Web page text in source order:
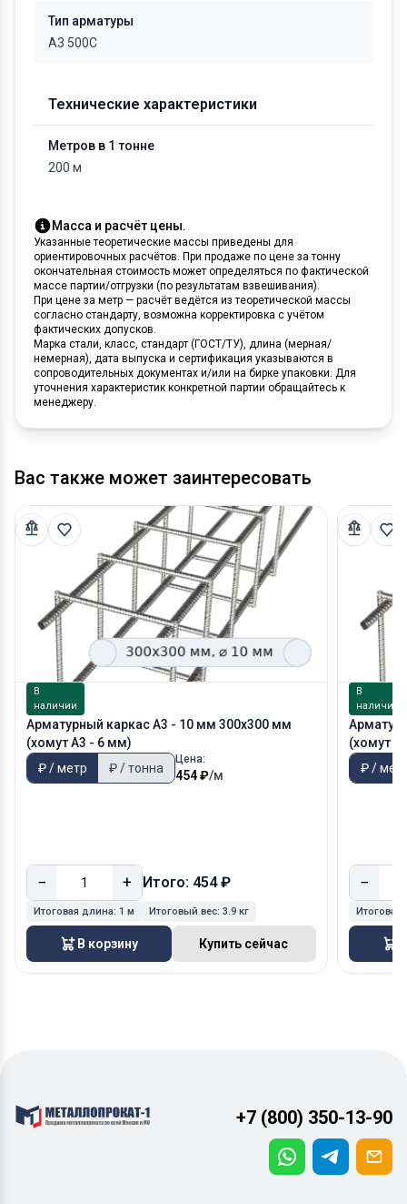
Тип арматуры
А3 500С
Технические характеристики
Метров в 1 тонне
200 м
Масса и расчёт цены.
Указанные теоретические массы приведены для
ориентировочных расчётов. При продаже по цене за тонну
окончательная стоимость может определяться по фактической
массе партии/отгрузки (по результатам взвешивания).
При цене за метр — расчёт ведётся из теоретической массы
согласно стандарту, возможна корректировка с учётом
фактических допусков.
Марка стали, класс, стандарт (ГОСТ/ТУ), длина (мерная/
немерная), дата выпуска и сертификация указываются в
сопроводительных документах и/или на бирке упаковки. Для
уточнения характеристик конкретной партии обращайтесь к
менеджеру.
Вас также может заинтересовать
В
наличии
Арматурный каркас А3 - 10 мм 300х300 мм
(хомут А3 - 6 мм)
₽ / метр
₽ / тонна
Цена:
454 ₽/м
− + Итого: 454 ₽
Итоговая длина: 1 м Итоговый вес: 3.9 кг
В корзину Купить сейчас
В
наличии
(хомут
₽ /
−
+7 (800) 350-13-90